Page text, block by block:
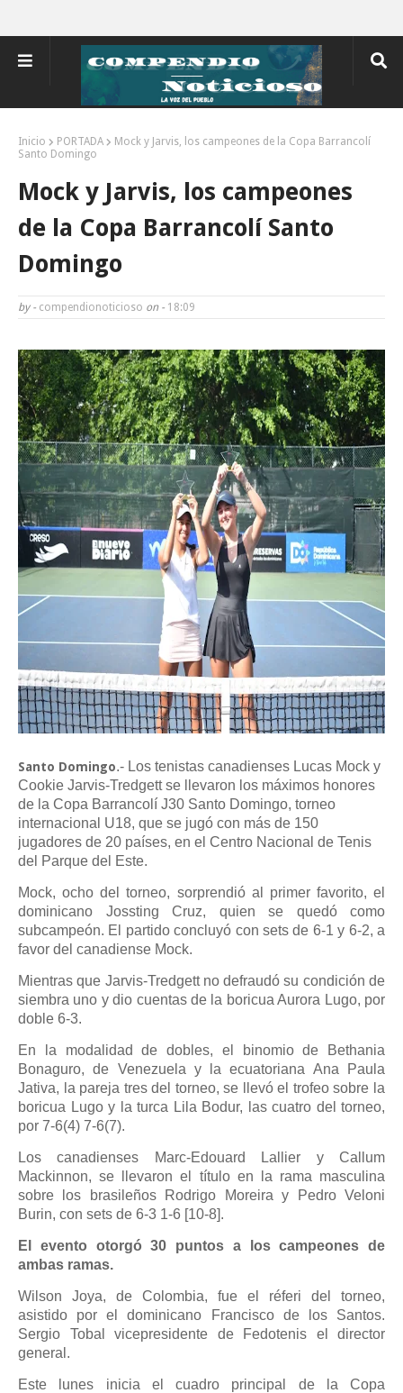
Inicio PORTADA
Mock y Jarvis, los campeones de la Copa Barrancolí
Santo Domingo
Mock y Jarvis, los campeones
de la Copa Barrancolí Santo
Domingo
by - compendionoticioso on - 18:09
Santo Domingo.- Los tenistas canadienses Lucas Mock y
Cookie Jarvis-Tredgett se llevaron los máximos honores
de la Copa Barrancolí J30 Santo Domingo, torneo
internacional U18, que se jugó con más de 150
jugadores de 20 países, en el Centro Nacional de Tenis
del Parque del Este.
Mock, ocho del torneo, sorprendió al primer favorito, el
dominicano Jossting Cruz, quien se quedó como
subcampeón. El partido concluyó con sets de 6-1 y 6-2, a
favor del canadiense Mock.
Mientras que Jarvis-Tredgett no defraudó su condición de
siembra uno y dio cuentas de la boricua Aurora Lugo, por
doble 6-3.
En la modalidad de dobles, el binomio de Bethania
Bonaguro, de Venezuela y la ecuatoriana Ana Paula
Jativa, la pareja tres del torneo, se llevó el trofeo sobre la
boricua Lugo y la turca Lila Bodur, las cuatro del torneo,
por 7-6(4) 7-6(7).
Los canadienses Marc-Edouard Lallier y Callum
Mackinnon, se llevaron el título en la rama masculina
sobre los brasileños Rodrigo Moreira y Pedro Veloni
Burin, con sets de 6-3 1-6 [10-8].
El evento otorgó 30 puntos a los campeones de
ambas ramas.
Wilson Joya, de Colombia, fue el réferi del torneo,
asistido por el dominicano Francisco de los Santos.
Sergio Tobal vicepresidente de Fedotenis el director
general.
Este lunes inicia el cuadro principal de la Copa